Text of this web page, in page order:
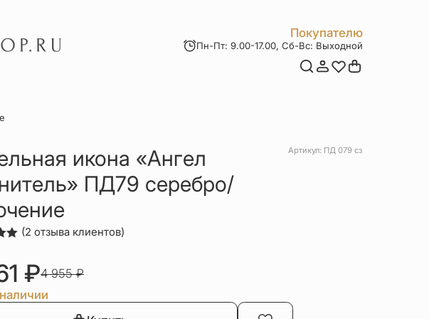
Покупателю
Пн-Пт: 9.00-17.00, Сб-Вс: Выходной
икона «Ангел
ПД79 серебро/
Артикул: ПД 079 сз
(2 отзыва клиентов)
₽4 955₽